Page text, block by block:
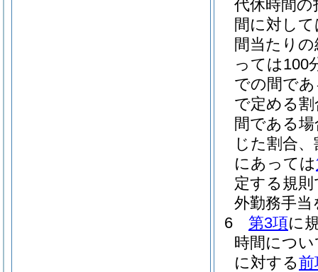
代休時間
間に対し
間当たり
っては100
での間で
で定める割
間である
じた割合
にあっては
定する規
外勤務手
6
第3項に
時間につ
に対する前